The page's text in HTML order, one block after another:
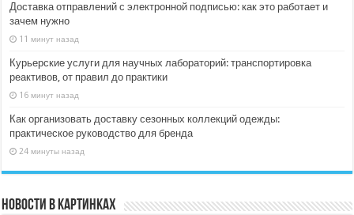
Доставка отправлений с электронной подписью: как это работает и
зачем нужно
11 минут назад
Курьерские услуги для научных лабораторий: транспортировка
реактивов, от правил до практики
16 минут назад
Как организовать доставку сезонных коллекций одежды:
практическое руководство для бренда
24 минуты назад
Новости в картинках